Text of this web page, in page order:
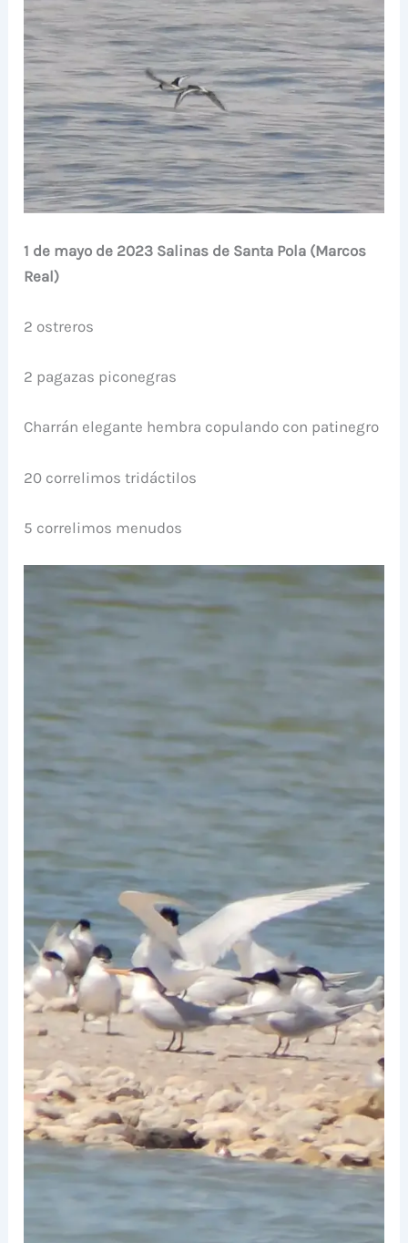
1 de mayo de 2023 Salinas de Santa Pola (Marcos
Real)
2 ostreros
2 pagazas piconegras
Charrán elegante hembra copulando con patinegro
20 correlimos tridáctilos
5 correlimos menudos